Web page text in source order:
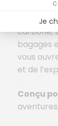
carbone,
bagages
vous
et de
Conçu